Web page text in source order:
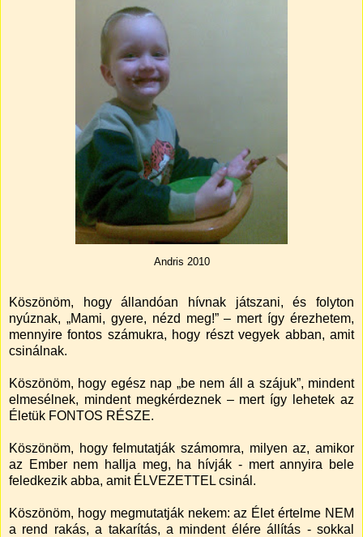
Andris 2010
Köszönöm, hogy állandóan hívnak játszani, és folyton
nyúznak, „Mami, gyere, nézd meg!” – mert így érezhetem,
mennyire fontos számukra, hogy részt vegyek abban, amit
csinálnak.
Köszönöm, hogy egész nap „be nem áll a szájuk”, mindent
elmesélnek, mindent megkérdeznek – mert így lehetek az
Életük FONTOS RÉSZE.
Köszönöm, hogy felmutatják számomra, milyen az, amikor
az Ember nem hallja meg, ha hívják - mert annyira bele
feledkezik abba, amit ÉLVEZETTEL csinál.
Köszönöm, hogy megmutatják nekem: az Élet értelme NEM
a rend rakás, a takarítás, a mindent élére állítás - sokkal